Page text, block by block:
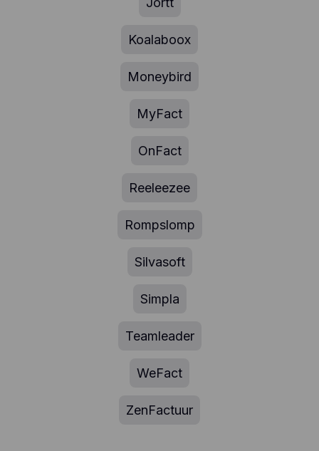
Koalaboox
Moneybird
MyFact
OnFact
Reeleezee
Rompslomp
Silvasoft
Simpla
Teamleader
WeFact
ZenFactuur